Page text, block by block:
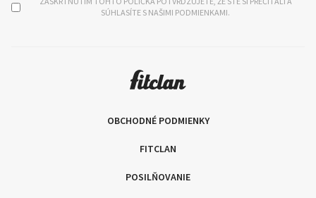
SÚHLASÍTE S NAŠIMI PODMIENKAMI.
OBCHODNÉ PODMIENKY
FITCLAN
POSILŇOVANIE